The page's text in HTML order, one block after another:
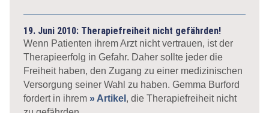
19. Juni 2010: Therapiefreiheit nicht gefährden!
Wenn Patienten ihrem Arzt nicht vertrauen, ist der
Therapieerfolg in Gefahr. Daher sollte jeder die
Freiheit haben, den Zugang zu einer medizinischen
Versorgung seiner Wahl zu haben. Gemma Burford
fordert in ihrem » Artikel , die Therapiefreiheit nicht